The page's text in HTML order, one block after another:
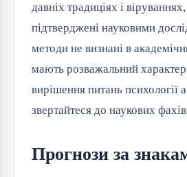
давніх традиціях і віруваннях,
підтверджені науковими
методи не визнані в
мають розважальний
вирішення питань психології
звертайтеся до наукових
Прогнози за